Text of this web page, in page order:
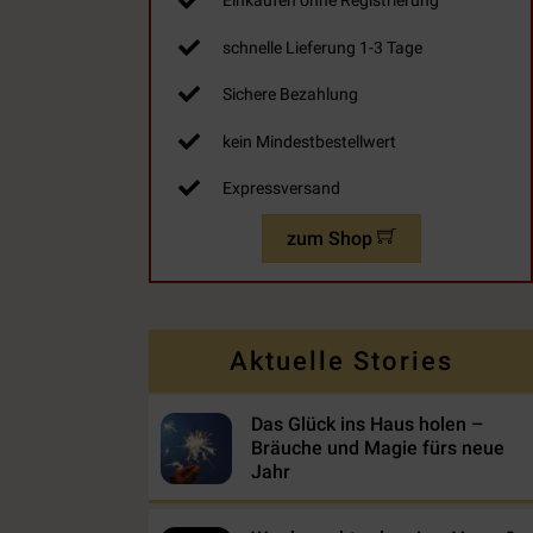
schnelle Lieferung 1-3 Tage
Sichere Bezahlung
kein Mindestbestellwert
Expressversand
zum Shop
Aktuelle Stories
Das Glück ins Haus holen –
Bräuche und Magie fürs neue
Jahr